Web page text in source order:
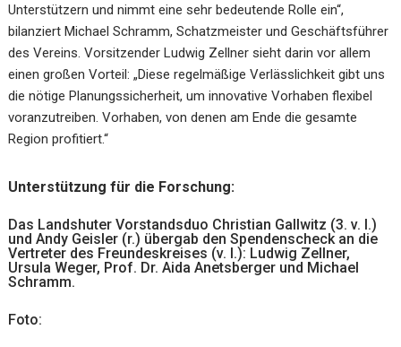
Unterstützern und nimmt eine sehr bedeutende Rolle ein“,
bilanziert Michael Schramm, Schatzmeister und Geschäftsführer
des Vereins. Vorsitzender Ludwig Zellner sieht darin vor allem
einen großen Vorteil: „Diese regelmäßige Verlässlichkeit gibt uns
die nötige Planungssicherheit, um innovative Vorhaben flexibel
voranzutreiben. Vorhaben, von denen am Ende die gesamte
Region profitiert.“
Unterstützung für die Forschung:
Das Landshuter Vorstandsduo Christian Gallwitz (3. v. l.)
und Andy Geisler (r.) übergab den Spendenscheck an die
Vertreter des Freundeskreises (v. l.): Ludwig Zellner,
Ursula Weger, Prof. Dr. Aida Anetsberger und Michael
Schramm.
Foto: